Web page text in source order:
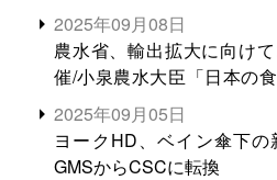
2025年09月08日
農水省、輸出拡大に向け
催/小泉農水大臣「日本の
る。米増産に向けて、米輸
2025年09月05日
ヨークHD、ベイン傘下
GMSからCSCに転換